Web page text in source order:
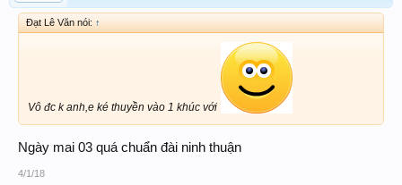
Đạt Lê Văn nói: ↑
Vô đc k anh,e ké thuyền vào 1 khúc với
Ngày mai 03 quá chuẩn đài ninh thuận
4/1/18